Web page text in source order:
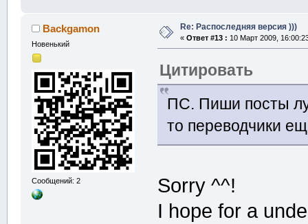
Backgamon
Новенький
Сообщений: 2
Re: Распоследняя версия )))
« Ответ #13 : 10 Март 2009,
Цитировать
ПС. Пиши посты
то переводчики
Sorry ^^!
I hope for a